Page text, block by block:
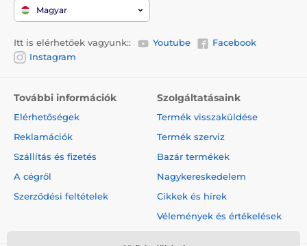
Magyar
Itt is elérhetőek vagyunk:: Youtube
Facebook
Instagram
További információk
Elérhetőségek
Reklamációk
Szállítás és fizetés
A cégről
Szerződési feltételek
Szolgáltatásaink
Termék visszaküldése
Termék szerviz
Bazár termékek
Nagykereskedelem
Cikkek és hírek
Vélemények és értékelések